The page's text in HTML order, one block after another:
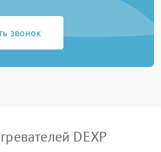
звонок
DEXP